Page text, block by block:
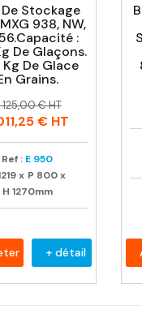
Stockage
938, NW,
:
De Glaçons.
De Glace
Grains.
€ HT
€HT
Ref : E 950
x P 800 x
H 1270mm
+ détail